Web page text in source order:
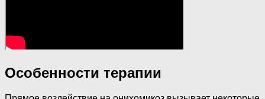
Особенности терапии